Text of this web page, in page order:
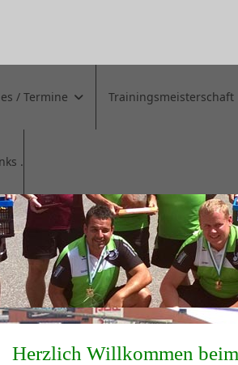
/ Termine Trainingsmeisterschaft
.
Herzlich Willkommen